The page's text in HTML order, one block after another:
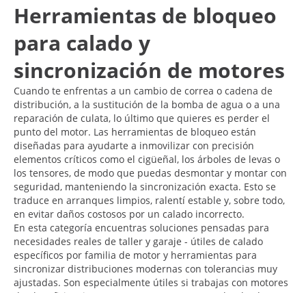
Herramientas de bloqueo
para calado y
sincronización de motores
Cuando te enfrentas a un cambio de correa o cadena de
distribución, a la sustitución de la bomba de agua o a una
reparación de culata, lo último que quieres es perder el
punto del motor. Las herramientas de bloqueo están
diseñadas para ayudarte a inmovilizar con precisión
elementos críticos como el cigüeñal, los árboles de levas o
los tensores, de modo que puedas desmontar y montar con
seguridad, manteniendo la sincronización exacta. Esto se
traduce en arranques limpios, ralentí estable y, sobre todo,
en evitar daños costosos por un calado incorrecto.
En esta categoría encuentras soluciones pensadas para
necesidades reales de taller y garaje - útiles de calado
específicos por familia de motor y herramientas para
sincronizar distribuciones modernas con tolerancias muy
ajustadas. Son especialmente útiles si trabajas con motores